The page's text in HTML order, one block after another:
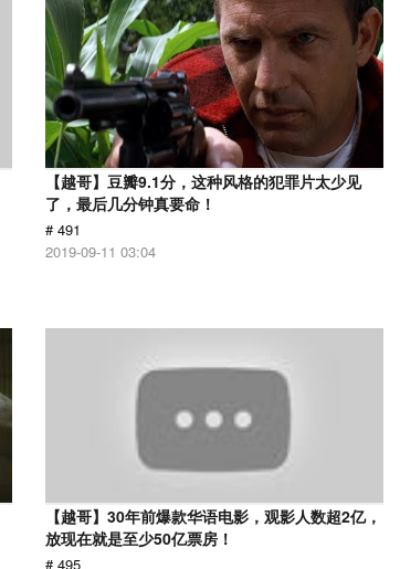
【越哥】豆瓣9.1分，这种风格的犯罪片太少见
了，最后几分钟真要命！
# 491
2019-09-11 03:04
【越哥】30年前爆款华语电影，观影人数超2亿，
放现在就是至少50亿票房！
# 495